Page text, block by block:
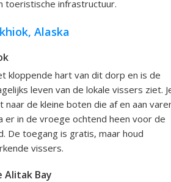
toeristische infrastructuur.
Alaska
kloppende hart van dit dorp en is de
leven van de lokale vissers ziet.
naar de kleine boten die af en aan
er in de vroege ochtend heen voor de
De toegang is gratis, maar houd
vissers.
Alitak Bay